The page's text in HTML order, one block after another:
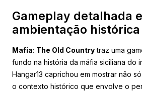
Gameplay detalhada e
ambientação histórica
Mafia: The Old Countrytraz uma
fundo na história da máfia siciliana do
Hangar13 caprichou em mostrar não
o contexto histórico que envolve o